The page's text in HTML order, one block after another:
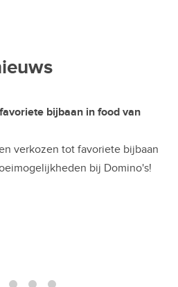
bijbaan in food van
verkozen tot favoriete bijbaan
bij Domino's!